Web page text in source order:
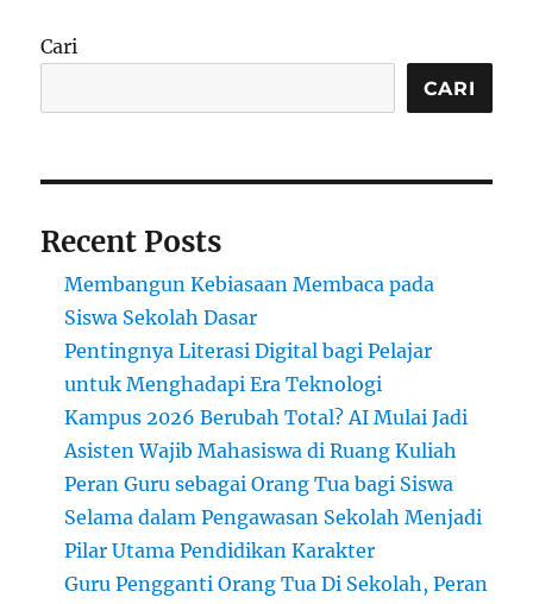
dan
Teknologi
Cari
CARI
Recent Posts
Membangun Kebiasaan Membaca pada
Siswa Sekolah Dasar
Pentingnya Literasi Digital bagi Pelajar
untuk Menghadapi Era Teknologi
Kampus 2026 Berubah Total? AI Mulai Jadi
Asisten Wajib Mahasiswa di Ruang Kuliah
Peran Guru sebagai Orang Tua bagi Siswa
Selama dalam Pengawasan Sekolah Menjadi
Pilar Utama Pendidikan Karakter
Guru Pengganti Orang Tua Di Sekolah, Peran